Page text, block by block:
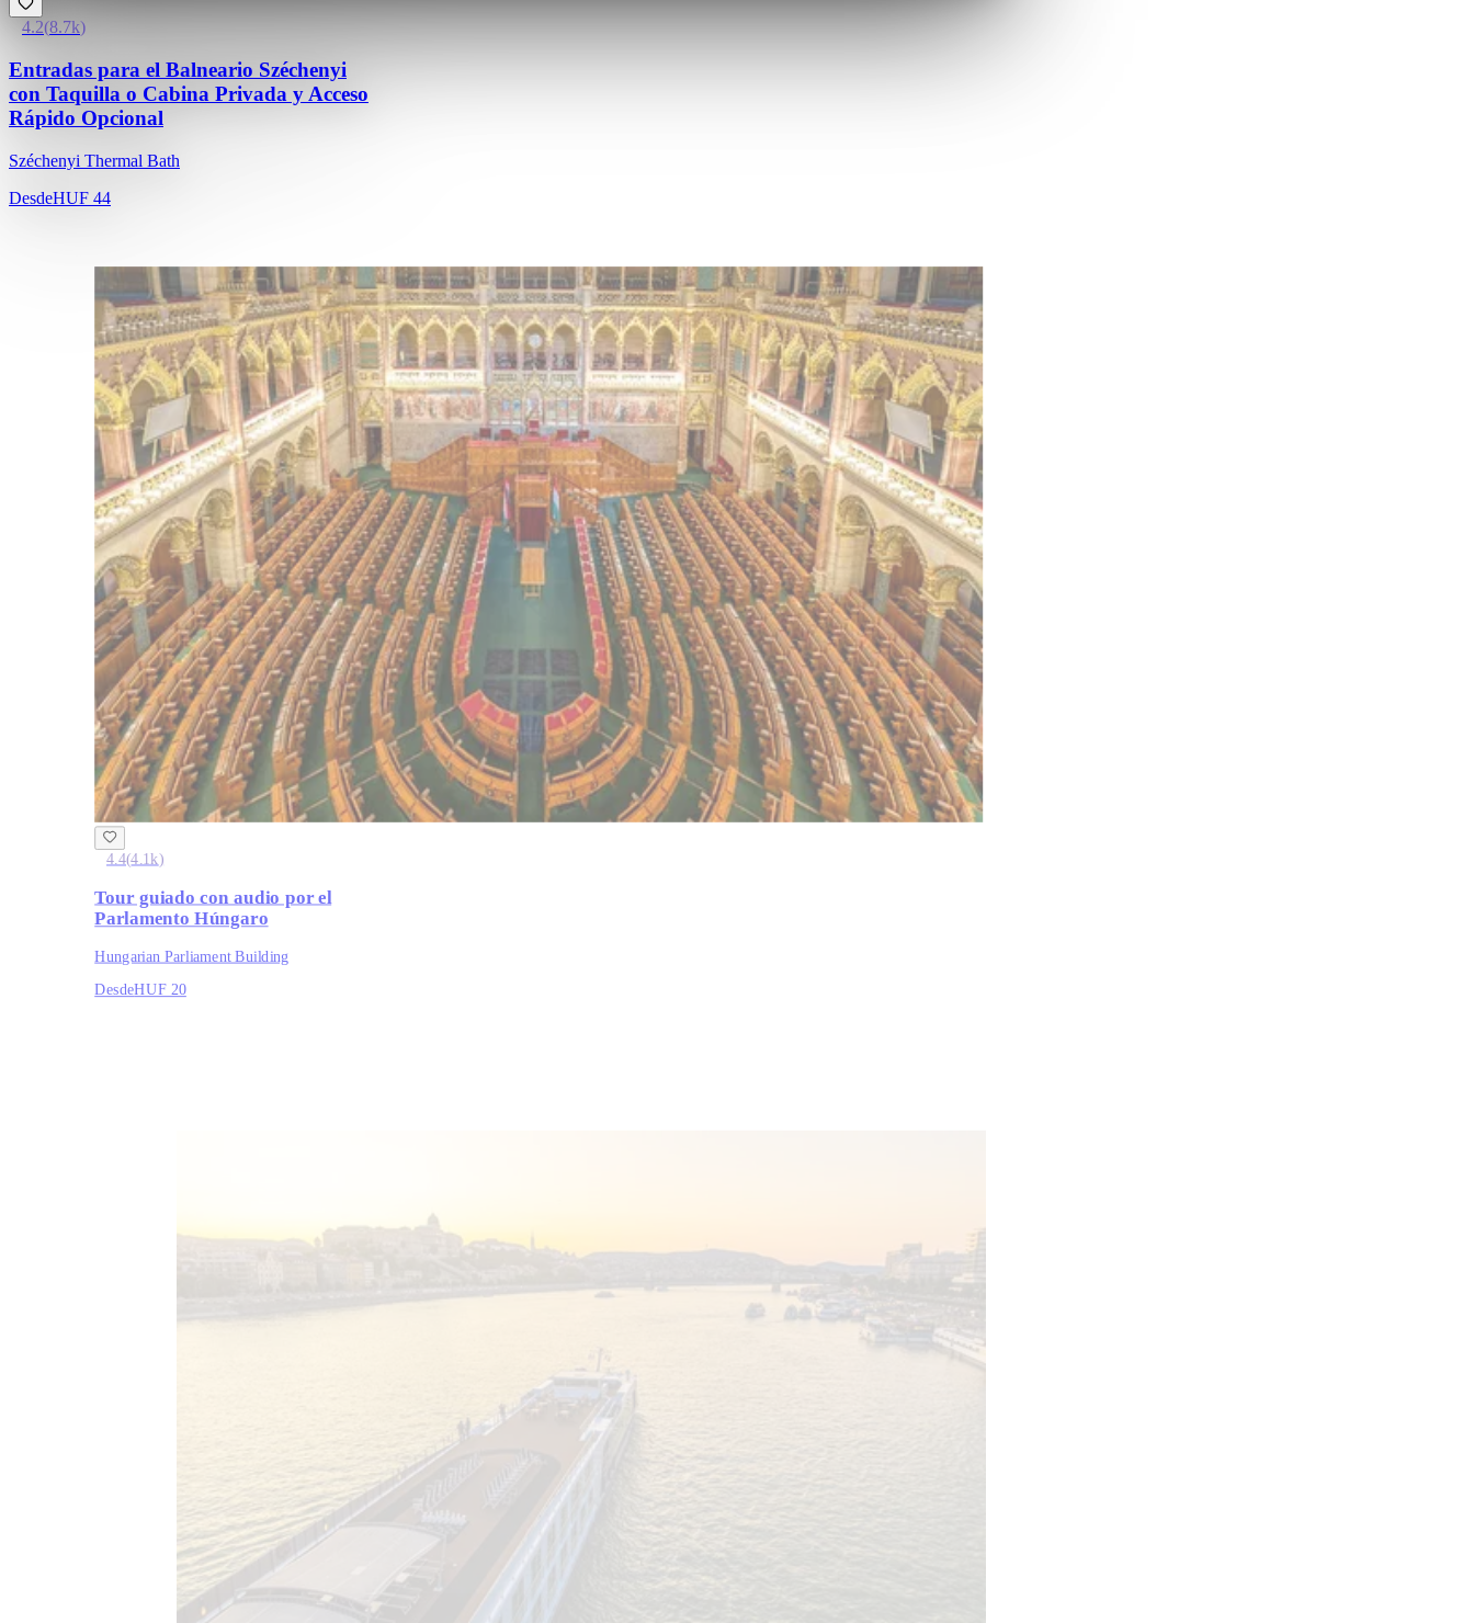
4.2(8.7k)
Entradas para el Balneario Széchenyi
con Taquilla o Cabina Privada y Acceso
Rápido Opcional
Széchenyi Thermal Bath
DesdeHUF 44
4.4(4.1k)
Tour guiado con audio por el
Parlamento Húngaro
Hungarian Parliament Building
DesdeHUF 20